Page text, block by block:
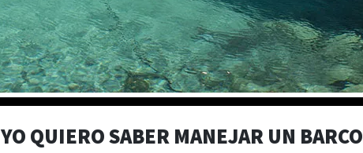
YO QUIERO SABER MANEJAR UN BARCO